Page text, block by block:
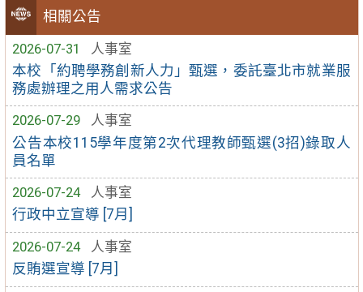
相關公告
2026-07-31
人事室
本校「約聘學務創新人力」甄選，委託臺北市就業服
務處辦理之用人需求公告
2026-07-29
人事室
公告本校115學年度第2次代理教師甄選(3招)錄取人
員名單
2026-07-24
人事室
行政中立宣導 [7月]
2026-07-24
人事室
反賄選宣導 [7月]